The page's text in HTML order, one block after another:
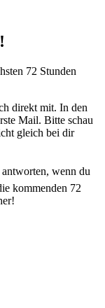
72 Stunden
direkt mit. In den
Mail. Bitte schau
gleich bei dir
wenn du
kommenden 72